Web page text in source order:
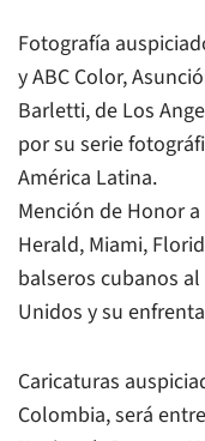
Fotografía
y ABC Color,
Barletti, de Los
por su serie
América Latina.
Mención de Honor
Herald, Miami,
balseros cubanos
Unidos y su
Caricaturas
Colombia, será